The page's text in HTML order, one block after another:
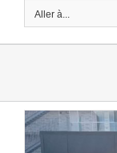
Aller à...